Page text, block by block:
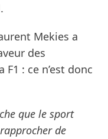
Mekies a
des
: ce n’est donc
que le sport
de